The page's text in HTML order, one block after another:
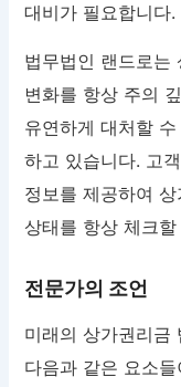
대비가 필요합니다.
법무법인 랜드로는
변화를 항상 주의
유연하게 대처할
하고 있습니다. 고
정보를 제공하여
상태를 항상 체크
전문가의 조언
미래의 상가권리금
다음과 같은 요소